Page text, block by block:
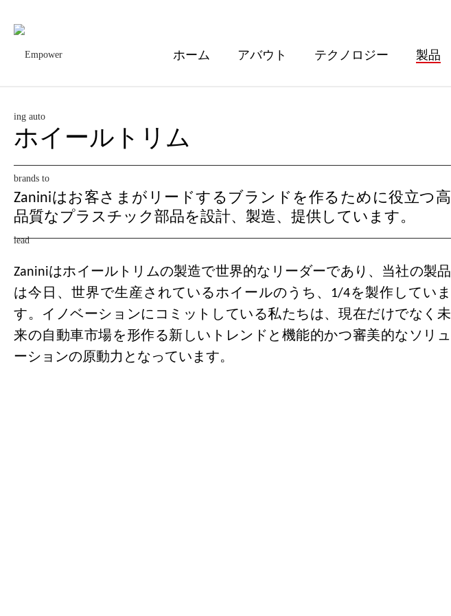
ホーム アバウト テクノロジー 製品
ホイールトリム
Zaniniはお客さまがリードするブランドを作るために役立つ高
品質なプラスチック部品を設計、製造、提供しています。
Zaniniはホイールトリムの製造で世界的なリーダーであり、当社の製品
は今日、世界で生産されているホイールのうち、1/4を製作していま
す。イノベーションにコミットしている私たちは、現在だけでなく未
来の自動車市場を形作る新しいトレンドと機能的かつ審美的なソリュ
ーションの原動力となっています。